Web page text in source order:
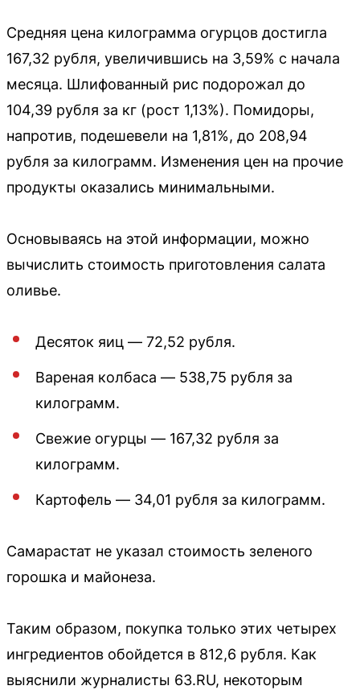
Средняя цена килограмма огурцов достигла
167,32 рубля, увеличившись на 3,59% с начала
месяца. Шлифованный рис подорожал до
104,39 рубля за кг (рост 1,13%). Помидоры,
напротив, подешевели на 1,81%, до 208,94
рубля за килограмм. Изменения цен на прочие
продукты оказались минимальными.
Основываясь на этой информации, можно
вычислить стоимость приготовления салата
оливье.
Десяток яиц — 72,52 рубля.
Вареная колбаса — 538,75 рубля за
килограмм.
Свежие огурцы — 167,32 рубля за
килограмм.
Картофель — 34,01 рубля за килограмм.
Самарастат не указал стоимость зеленого
горошка и майонеза.
Таким образом, покупка только этих четырех
ингредиентов обойдется в 812,6 рубля. Как
выяснили журналисты 63.RU, некоторым